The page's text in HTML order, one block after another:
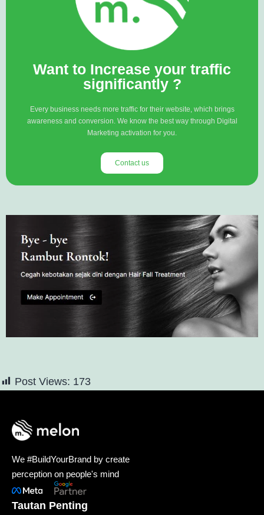
Want to Increase your traffic
significantly ?
Every business needs more traffic for their website, which brings
awareness and conversion. We know the best way through Digital
Marketing activation for you.
Contact us
Post Views: 173
We #BuildYourBrand by create
perception on people's mind
Tautan Penting